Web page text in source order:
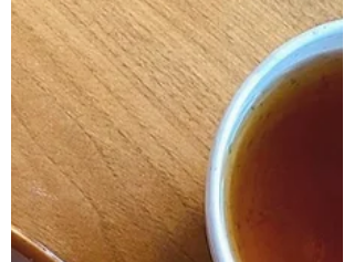
NOIR & JUJUBE pour
renforcer les articulations.
Quoi de mieux que le 14 février pour
évoquer une recette qui ressemble à une
déclaration d'Amour à ses articulations?
Des Tang Yuan comme un câlin à ses
articulations... Le Tang Yuan est le cousin
chinois du Mochi japonais. C’est une
boule de riz gluante fourrée avec une